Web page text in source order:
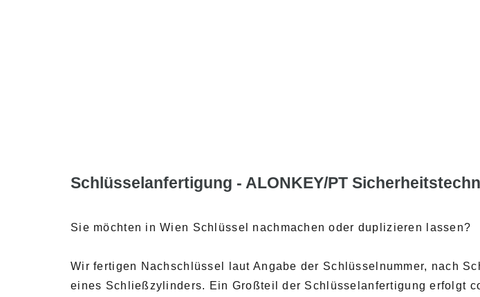
Schlüsselanfertigung - ALONKEY/PT
Sie möchten in Wien Schlüssel nachmachen oder duplizieren lassen?
Wir fertigen Nachschlüssel laut Angabe der Schlüsselnummer, nach
eines Schließzylinders. Ein Großteil der Schlüsselanfertigung erfolgt